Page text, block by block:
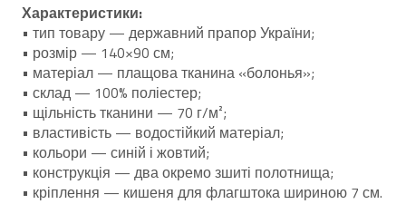
Характеристики:
• тип товару — державний прапор України;
• розмір — 140×90 см;
• матеріал — плащова тканина «болонья»;
• склад — 100% поліестер;
• щільність тканини — 70 г/м²;
• властивість — водостійкий матеріал;
• кольори — синій і жовтий;
• конструкція — два окремо зшиті полотнища;
• кріплення — кишеня для флагштока шириною 7 см.